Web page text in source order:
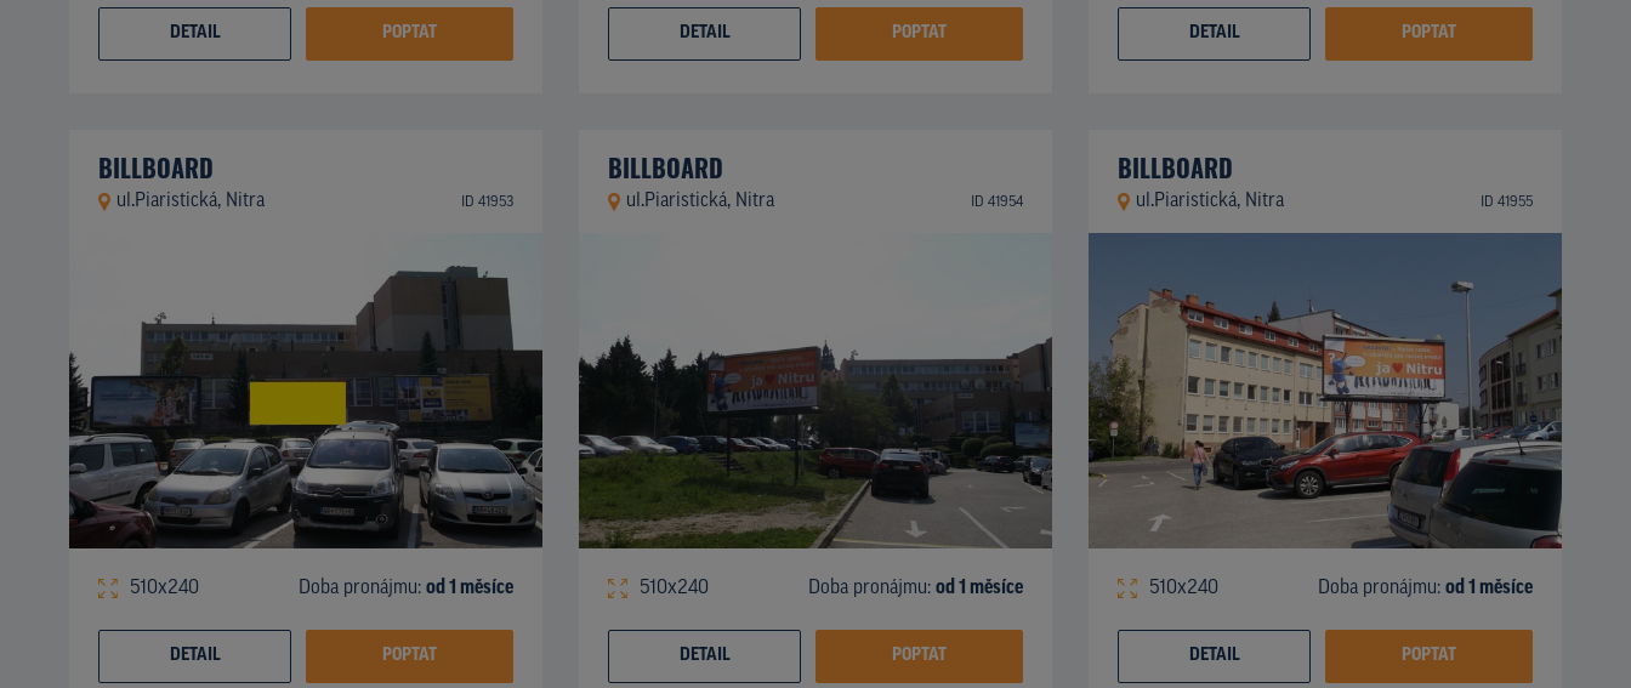
DETAIL POPTAT DETAIL POPTAT DETAIL POPTAT
BILLBOARD
ul.Piaristická, Nitra ID 41953
510x240 Doba pronájmu: od 1 měsíce
DETAIL POPTAT
BILLBOARD
ul.Piaristická, Nitra ID 41954
510x240 Doba pronájmu: od 1 měsíce
DETAIL POPTAT
BILLBOARD
ul.Piaristická, Nitra ID 41955
510x240 Doba pronájmu: od 1 měsíce
DETAIL POPTAT